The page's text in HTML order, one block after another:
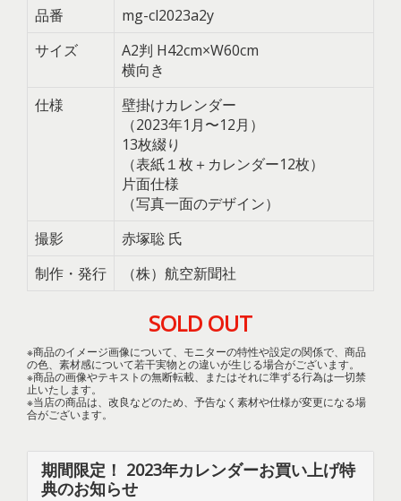
品番
mg-cl2023a2y
サイズ
A2判 H42cm×W60cm
横向き
仕様
壁掛けカレンダー
（2023年1月〜12月）
13枚綴り
（表紙１枚＋カレンダー12枚）
片面仕様
（写真一面のデザイン）
撮影
赤塚聡 氏
制作・発行
（株）航空新聞社
SOLD OUT
※商品のイメージ画像について、モニターの特性や設定の関係で、商品
の色、素材感について若干実物との違いが生じる場合がございます。
※商品の画像やテキストの無断転載、またはそれに準ずる行為は一切禁
止いたします。
※当店の商品は、改良などのため、予告なく素材や仕様が変更になる場
合がございます。
期間限定！ 2023年カレンダーお買い上げ特
典のお知らせ